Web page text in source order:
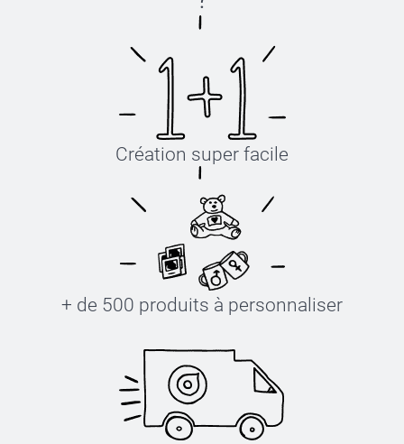
Création super facile
+ de 500 produits à personnaliser